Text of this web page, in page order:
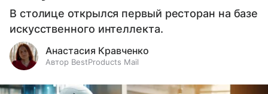
В столице открылся первый ресторан на базе
искусственного интеллекта.
Анастасия Кравченко
Автор BestProducts Mail